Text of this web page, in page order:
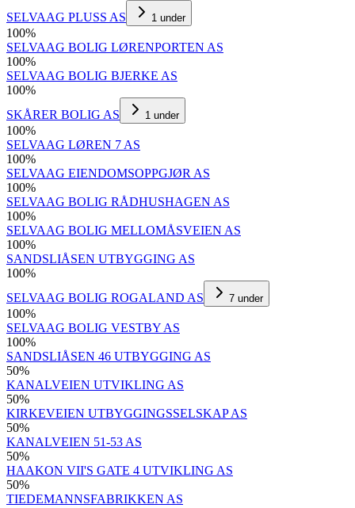
SELVAAG PLUSS AS
1 under
100%
SELVAAG BOLIG LØRENPORTEN AS
100%
SELVAAG BOLIG BJERKE AS
100%
SKÅRER BOLIG AS
1 under
100%
SELVAAG LØREN 7 AS
100%
SELVAAG EIENDOMSOPPGJØR AS
100%
SELVAAG BOLIG RÅDHUSHAGEN AS
100%
SELVAAG BOLIG MELLOMÅSVEIEN AS
100%
SANDSLIÅSEN UTBYGGING AS
100%
SELVAAG BOLIG ROGALAND AS
7 under
100%
SELVAAG BOLIG VESTBY AS
100%
SANDSLIÅSEN 46 UTBYGGING AS
50%
KANALVEIEN UTVIKLING AS
50%
KIRKEVEIEN UTBYGGINGSSELSKAP AS
50%
KANALVEIEN 51-53 AS
50%
HAAKON VII'S GATE 4 UTVIKLING AS
50%
TIEDEMANNSFABRIKKEN AS